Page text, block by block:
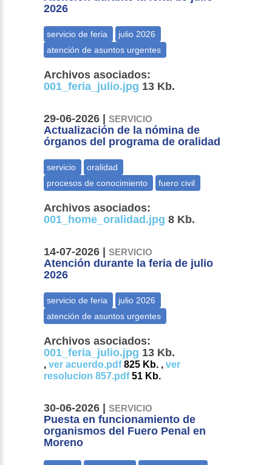
2026
Archivos asociados:
001_feria_julio.jpg 13 Kb.
29-06-2026 |SERVICIO
Actualización de la nómina de
órganos del programa de oralidad
Archivos asociados:
001_home_oralidad.jpg 8 Kb.
14-07-2026 |SERVICIO
Atención durante la feria de julio
2026
Archivos asociados:
001_feria_julio.jpg 13 Kb.
,ver acuerdo.pdf825 Kb. ,ver
resolucion 857.pdf51 Kb.
30-06-2026 |SERVICIO
Puesta en funcionamiento de
organismos del Fuero Penal en
Moreno